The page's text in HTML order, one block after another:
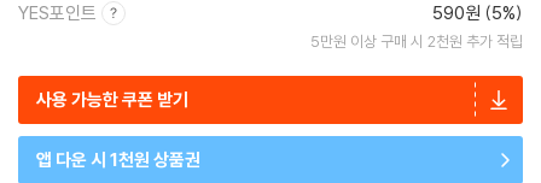
YES포인트 590원 (5%)
5만원 이상 구매 시 2천원 추가 적립
사용 가능한 쿠폰 받기
앱 다운 시 1천원 상품권